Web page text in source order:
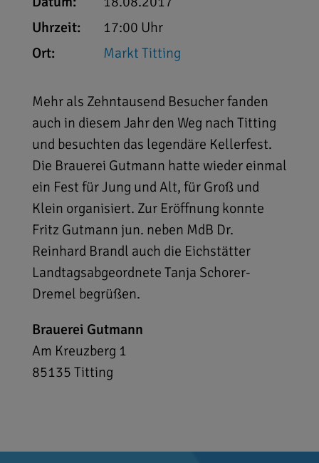
Uhrzeit:
17:00 Uhr
Ort:
Markt Titting
Mehr als Zehntausend Besucher fanden
auch in diesem Jahr den Weg nach Titting
und besuchten das legendäre Kellerfest.
Die Brauerei Gutmann hatte wieder einmal
ein Fest für Jung und Alt, für Groß und
Klein organisiert. Zur Eröffnung konnte
Fritz Gutmann jun. neben MdB Dr.
Reinhard Brandl auch die Eichstätter
Landtagsabgeordnete Tanja Schorer-
Dremel begrüßen.
Brauerei Gutmann
Am Kreuzberg 1
85135 Titting